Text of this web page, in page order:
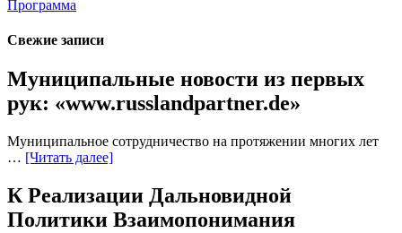
Программа
Свежие записи
Муниципальные новости из первых
рук: «www.russlandpartner.de»
Муниципальное сотрудничество на протяжении многих лет
… [Читать далее]
К Реализации Дальновидной
Политики Взаимопонимания